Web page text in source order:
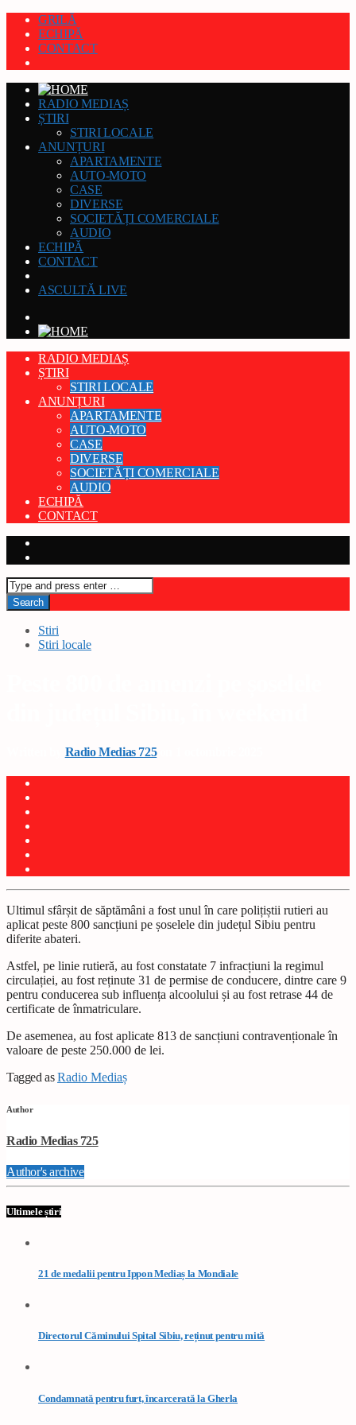
GRILĂ
ECHIPĂ
CONTACT
RADIO MEDIAȘ
ȘTIRI
STIRI LOCALE
ANUNȚURI
APARTAMENTE
AUTO-MOTO
CASE
DIVERSE
SOCIETĂȚI COMERCIALE
AUDIO
ECHIPĂ
CONTACT
ASCULTĂ LIVE
RADIO MEDIAȘ
ȘTIRI
STIRI LOCALE
ANUNȚURI
APARTAMENTE
AUTO-MOTO
CASE
DIVERSE
SOCIETĂȚI COMERCIALE
AUDIO
ECHIPĂ
CONTACT
Stiri
Stiri locale
Radio Medias 725on 1 octombrie 2025
Ultimul sfârșit de săptămâni a fost unul în care polițiștii rutieri au
aplicat peste 800 sancțiuni pe șoselele din județul Sibiu pentru
diferite abateri.
Astfel, pe linie rutieră, au fost constatate 7 infracțiuni la regimul
circulației, au fost reținute 31 de permise de conducere, dintre care 9
pentru conducerea sub influența alcoolului și au fost retrase 44 de
certificate de înmatriculare.
De asemenea, au fost aplicate 813 de sancțiuni contravenționale în
valoare de peste 250.000 de lei.
Tagged asRadio Mediaș
Author
Radio Medias 725
Author's archive
Ultimele știri
21 de medalii pentru Ippon Mediaș la Mondiale
Directorul Căminului Spital Sibiu, reținut pentru mită
Condamnată pentru furt, încarcerată la Gherla